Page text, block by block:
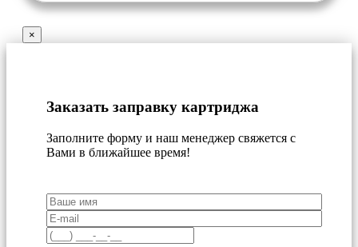
×
Заказать заправку картриджа
Заполните форму и наш менеджер свяжется с
Вами в ближайшее время!